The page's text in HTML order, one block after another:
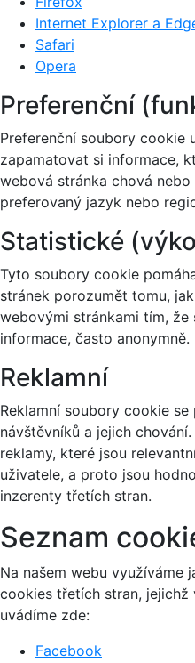
Internet Explorer a
Safari
Opera
Preferenční
Preferenční soubory cookie
zapamatovat si informace,
webová stránka chová
preferovaný jazyk nebo
Statistické
Tyto soubory cookie
stránek porozumět tomu,
webovými stránkami tím, že
informace, často anonymně.
Reklamní
Reklamní soubory cookie
návštěvníků a jejich
reklamy, které jsou
uživatele, a proto jsou
inzerenty třetích stran.
Seznam
Na našem webu využíváme
cookies třetích stran,
uvádíme zde:
Facebook